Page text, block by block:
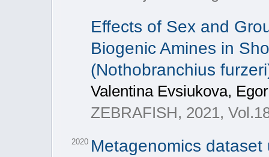
Effects of Sex and
Biogenic Amines in
(Nothobranchius
Valentina Evsiukova,
ZEBRAFISH, 2021,
2020 Metagenomics